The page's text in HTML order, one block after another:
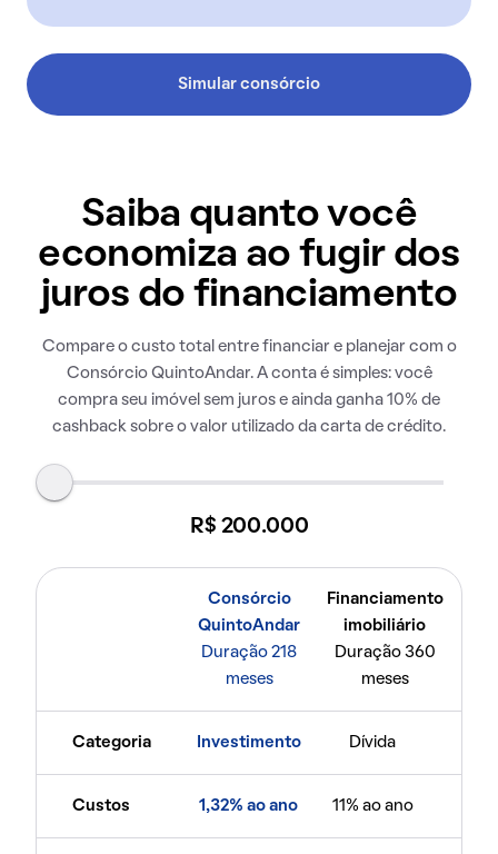
Simular consórcio
Saiba quanto você
economiza ao fugir dos
juros do financiamento
Compare o custo total entre financiar e planejar com o
Consórcio QuintoAndar. A conta é simples: você
compra seu imóvel sem juros e ainda ganha 10% de
cashback sobre o valor utilizado da carta de crédito.
R$ 200.000
Consórcio
QuintoAndar
Duração 218
meses
Financiamento
imobiliário
Duração 360
meses
Categoria Investimento Dívida
Custos 1,32% ao ano 11% ao ano